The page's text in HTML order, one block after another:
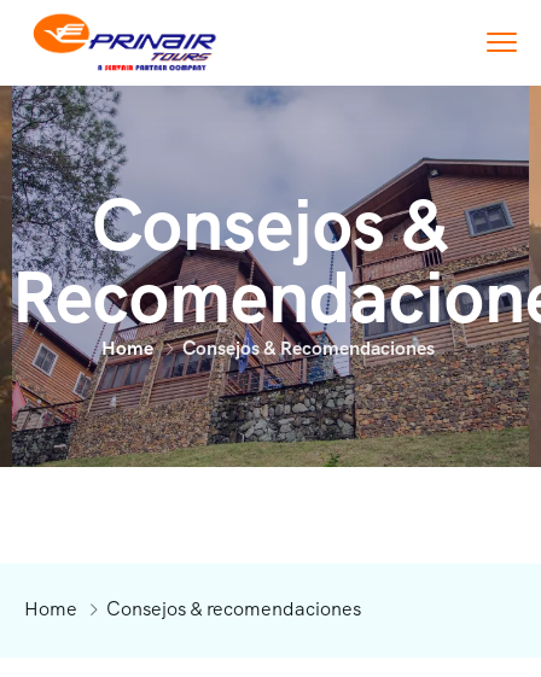
Consejos &
Home Consejos & Recomendaciones
Home Consejos & recomendaciones